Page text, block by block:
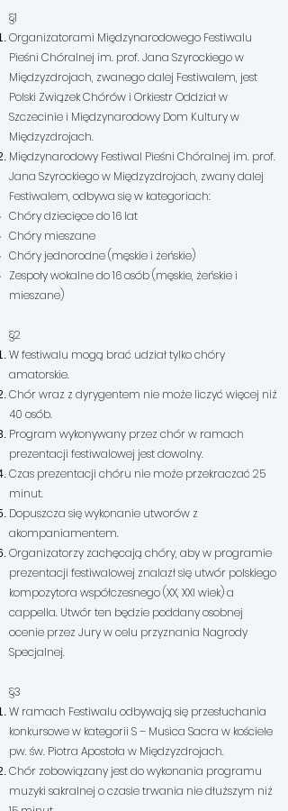
§1​
Organizatorami Międzynarodowego Festiwalu
Pieśni Chóralnej im. prof. Jana Szyrockiego w
Międzyzdrojach, zwanego dalej Festiwalem, jest
Polski Związek Chórów i Orkiestr Oddział w
Szczecinie i Międzynarodowy Dom Kultury w
Międzyzdrojach.
Międzynarodowy Festiwal Pieśni Chóralnej im. prof.
Jana Szyrockiego w Międzyzdrojach, zwany dalej
Festiwalem, odbywa się w kategoriach:
Chóry dziecięce do 16 lat
Chóry mieszane
Chóry jednorodne (męskie i żeńskie)
Zespoły wokalne do 16 osób (męskie, żeńskie i
mieszane)
§2
W festiwalu mogą brać udział tylko chóry
amatorskie.
Chór wraz z dyrygentem nie może liczyć więcej niż
40 osób.
Program wykonywany przez chór w ramach
prezentacji festiwalowej jest dowolny.
Czas prezentacji chóru nie może przekraczać 25
minut.
Dopuszcza się wykonanie utworów z
akompaniamentem.
Organizatorzy zachęcają chóry, aby w programie
prezentacji festiwalowej znalazł się utwór polskiego
kompozytora współczesnego (XX, XXI wiek) a
cappella. Utwór ten będzie poddany osobnej
ocenie przez Jury w celu przyznania Nagrody
Specjalnej.
§3
W ramach Festiwalu odbywają się przesłuchania
konkursowe w kategorii S – Musica Sacra w kościele
pw. św. Piotra Apostoła w Międzyzdrojach.
Chór zobowiązany jest do wykonania programu
muzyki sakralnej o czasie trwania nie dłuższym niż